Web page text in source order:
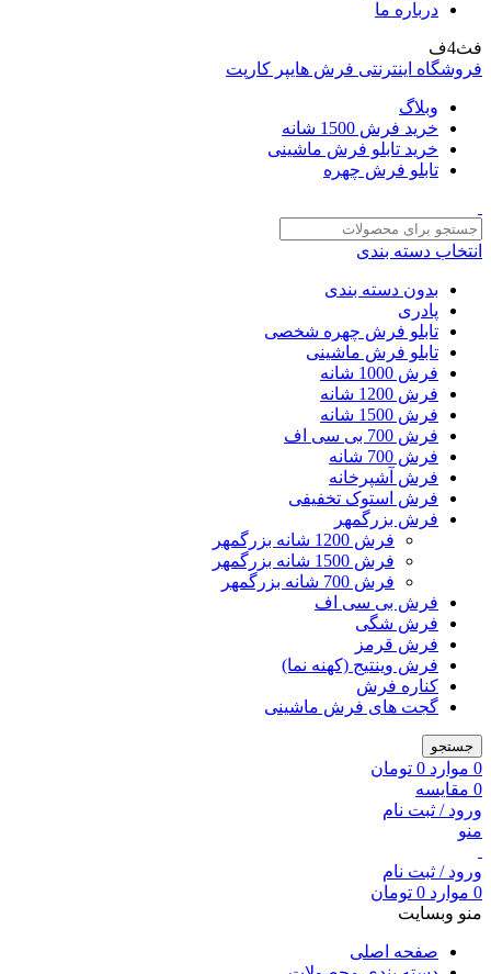
درباره ما
فث4ف
فروشگاه اینترنتی فرش هایپر کارپت
وبلاگ
خرید فرش 1500 شانه
خرید تابلو فرش ماشینی
تابلو فرش چهره
انتخاب دسته بندی
بدون دسته بندی
پادری
تابلو فرش چهره شخصی
تابلو فرش ماشینی
فرش 1000 شانه
فرش 1200 شانه
فرش 1500 شانه
فرش 700 بی سی اف
فرش 700 شانه
فرش آشپرخانه
فرش استوک تخفیفی
فرش بزرگمهر
فرش 1200 شانه بزرگمهر
فرش 1500 شانه بزرگمهر
فرش 700 شانه بزرگمهر
فرش بی سی اف
فرش شگی
فرش قرمز
فرش وینتیج (کهنه نما)
کناره فرش
گجت های فرش ماشینی
جستجو
0 موارد 0 تومان
0 مقایسه
ورود / ثبت نام
منو
ورود / ثبت نام
0 موارد 0 تومان
منو وبسایت
صفحه اصلی